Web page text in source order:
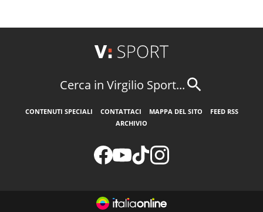
Cerca in Virgilio Sport...
CONTENUTI SPECIALI CONTATTACI MAPPA DEL SITO
FEED RSS
ARCHIVIO